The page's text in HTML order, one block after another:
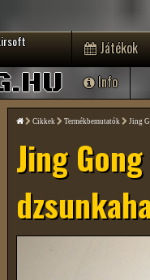
Játékok
Info
Cikkek Termékbemutatók Jing
Jing